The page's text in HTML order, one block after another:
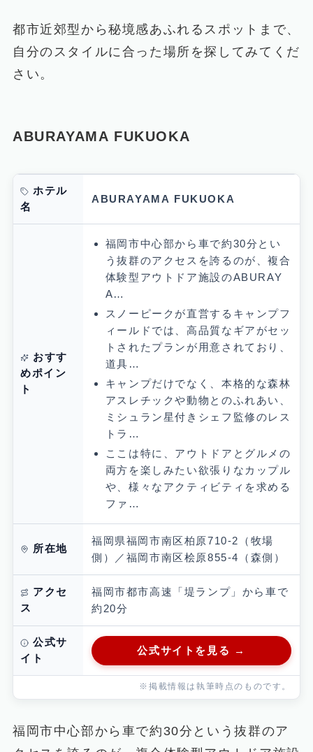
都市近郊型から秘境感あふれるスポットまで、
自分のスタイルに合った場所を探してみてくだ
さい。
ABURAYAMA FUKUOKA
ホテル
名
ABURAYAMA FUKUOKA
おすす
めポイン
ト
福岡市中心部から車で約30分とい
う抜群のアクセスを誇るのが、複合
体験型アウトドア施設のABURAY
A…
スノーピークが直営するキャンプフ
ィールドでは、高品質なギアがセッ
トされたプランが用意されており、
道具…
キャンプだけでなく、本格的な森林
アスレチックや動物とのふれあい、
ミシュラン星付きシェフ監修のレス
トラ…
ここは特に、アウトドアとグルメの
両方を楽しみたい欲張りなカップル
や、様々なアクティビティを求める
ファ…
所在地
福岡県福岡市南区柏原710-2（牧場
側）／福岡市南区桧原855-4（森側）
アクセ
ス
福岡市都市高速「堤ランプ」から車で
約20分
公式サ
イト
公式サイトを見る →
※掲載情報は執筆時点のものです。
福岡市中心部から車で約30分という抜群のア